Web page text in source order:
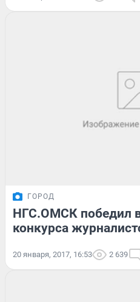
ГОРОД
НГС.ОМСК победил
конкурса
20 января, 2017, 16:53 2 639